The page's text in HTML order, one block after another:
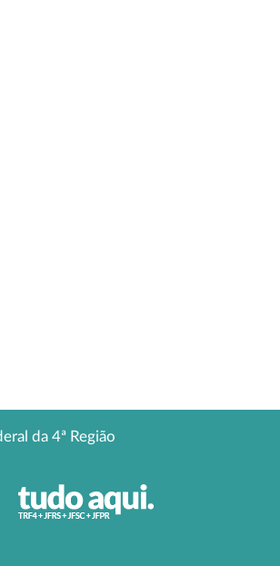
da 4ª Região